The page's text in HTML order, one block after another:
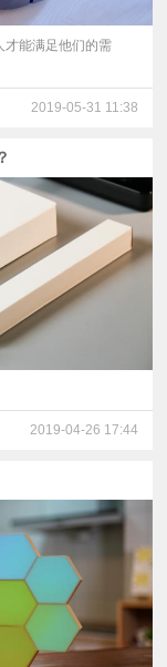
才能满足他们的需
2019-05-31 11:38
2019-04-26 17:44